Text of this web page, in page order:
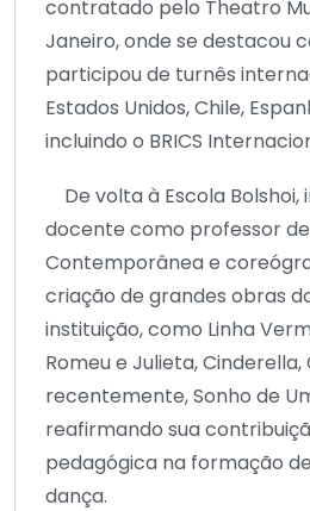
contratado pelo Theatro
Janeiro, onde se destacou
participou de turnês
Estados Unidos, Chile,
incluindo o BRICS
De volta à Escola
docente como professor
Contemporânea e
criação de grandes obras
instituição, como Linha
Romeu e Julieta,
recentemente, Sonho de
reafirmando sua
pedagógica na formação
dança.